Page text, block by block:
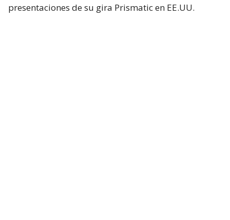
presentaciones de su gira Prismatic en EE.UU.